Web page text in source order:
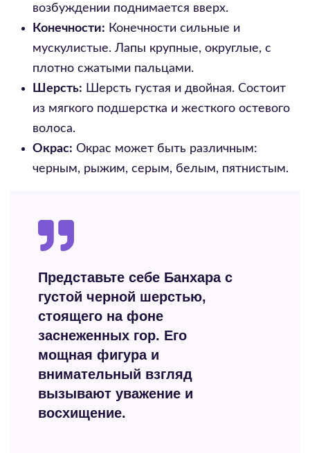
возбуждении поднимается вверх.
Конечности: Конечности сильные и
мускулистые. Лапы крупные, округлые, с
плотно сжатыми пальцами.
Шерсть: Шерсть густая и двойная. Состоит
из мягкого подшерстка и жесткого остевого
волоса.
Окрас: Окрас может быть различным:
черным, рыжим, серым, белым, пятнистым.
Представьте себе Банхара с
густой черной шерстью,
стоящего на фоне
заснеженных гор. Его
мощная фигура и
внимательный взгляд
вызывают уважение и
восхищение.